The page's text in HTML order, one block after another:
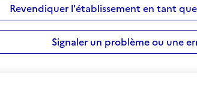
Revendiquer l'établissement en tant
Signaler un problème ou une